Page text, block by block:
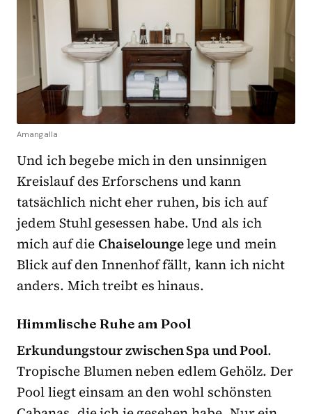
Amangalla
Und ich begebe mich in den unsinnigen
Kreislauf des Erforschens und kann
tatsächlich nicht eher ruhen, bis ich auf
jedem Stuhl gesessen habe. Und als ich
mich auf dieChaiseloungelege und mein
Blick auf den Innenhof fällt, kann ich nicht
anders. Mich treibt es hinaus.
Himmlische Ruhe am Pool
Erkundungstour zwischen Spa und Pool.
Tropische Blumen neben edlem Gehölz. Der
Pool liegt einsam an den wohl schönsten